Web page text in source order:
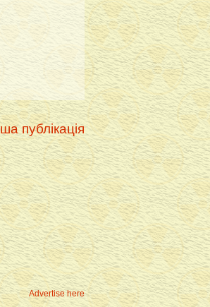
публікація
Advertise here